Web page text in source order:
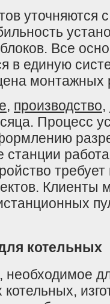
уточняются
Все
в единую
монтажных
, производство,
Процесс
станции
Клиенты
котельных
необходимое